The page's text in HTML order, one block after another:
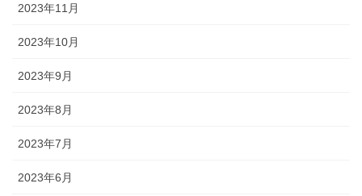
2023年11月
2023年10月
2023年9月
2023年8月
2023年7月
2023年6月